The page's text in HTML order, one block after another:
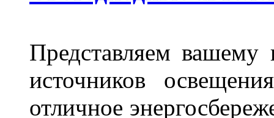
Представляем
источников
отличное